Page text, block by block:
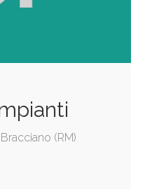
(RM)